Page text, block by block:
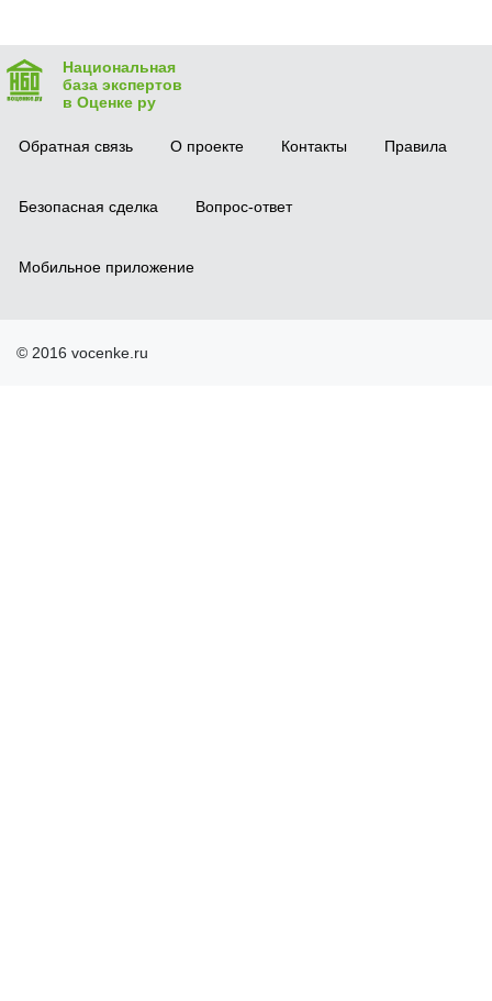
Национальная
база экспертов
в Оценке ру
Обратная связь О проекте Контакты Правила
Безопасная сделка Вопрос-ответ
Мобильное приложение
© 2016 vocenke.ru